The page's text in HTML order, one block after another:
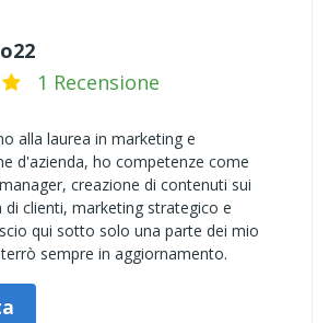
1 Recensione
alla laurea in marketing e
d'azienda, ho competenze come
creazione di contenuti sui
di clienti, marketing strategico e
qui sotto solo una parte dei mio
sempre in aggiornamento.